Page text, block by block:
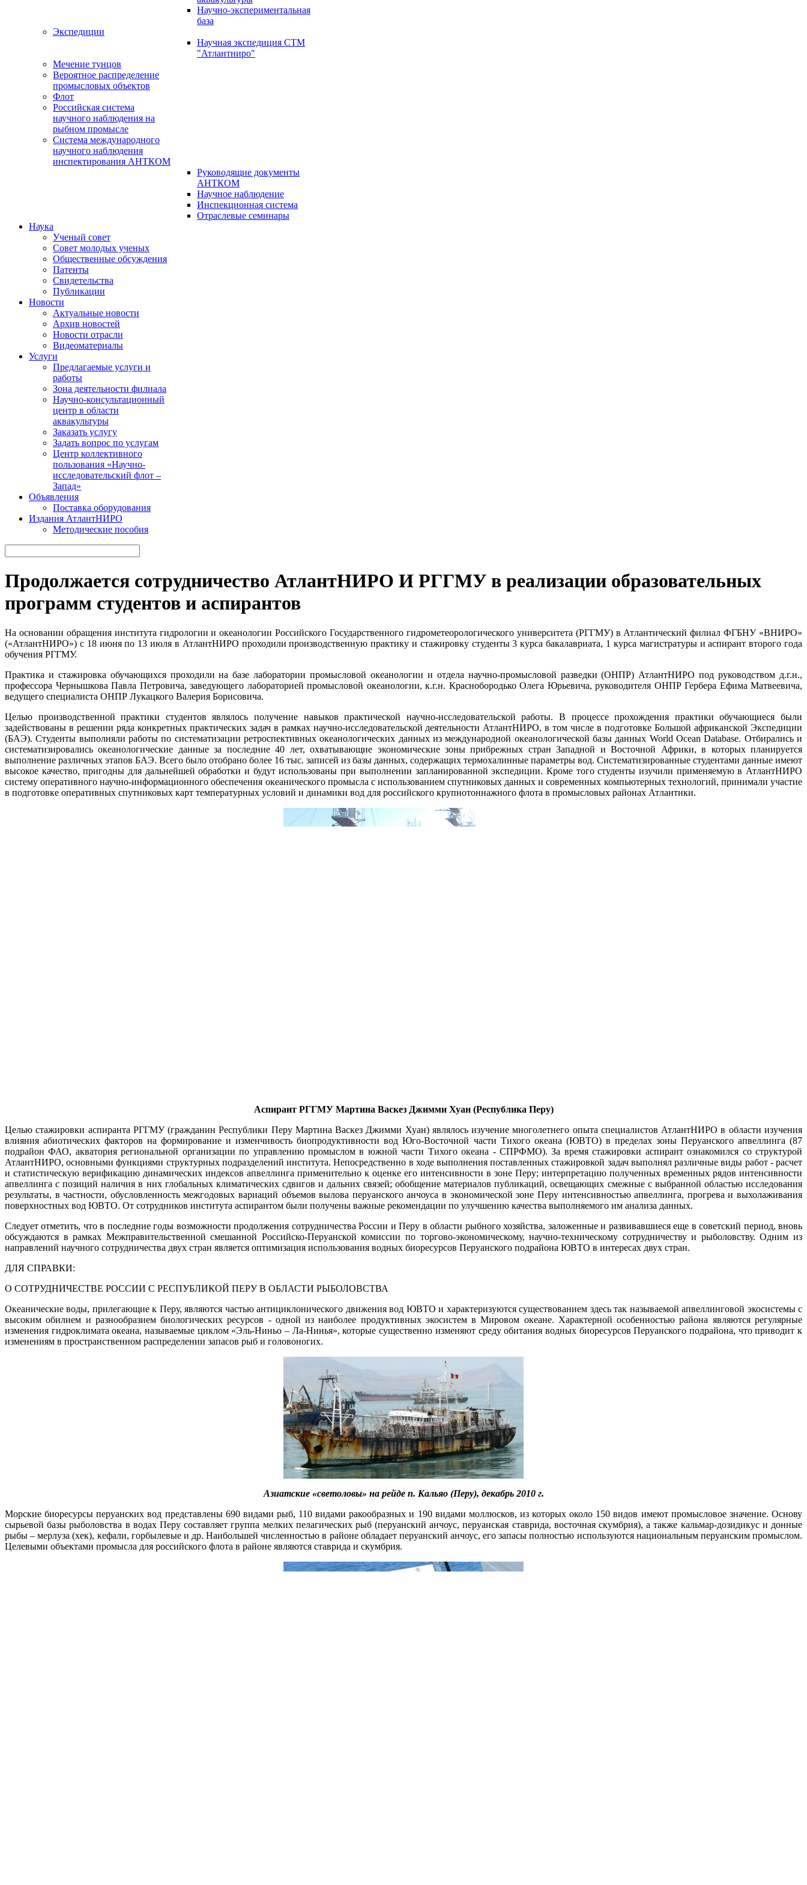
Научно-экспериментальная
база
Экспедиции
Научная экспедиция СТМ
"Атлантниро"
Мечение тунцов
Вероятное распределение
промысловых объектов
Флот
Российская система
научного наблюдения на
рыбном промысле
Система международного
научного наблюдения
инспектирования АНТКОМ
Руководящие документы
АНТКОМ
Научное наблюдение
Инспекционная система
Отраслевые семинары
Наука
Ученый совет
Совет молодых ученых
Общественные обсуждения
Патенты
Свидетельства
Публикации
Новости
Актуальные новости
Архив новостей
Новости отрасли
Видеоматериалы
Услуги
Предлагаемые услуги и
работы
Зона деятельности филиала
Научно-консультационный
центр в области
аквакультуры
Заказать услугу
Задать вопрос по услугам
Центр коллективного
пользования «Научно-
исследовательский флот –
Запад»
Объявления
Поставка оборудования
Издания АтлантНИРО
Методические пособия
Продолжается сотрудничество АтлантНИРО И РГГМУ в реализации образовательных
программ студентов и аспирантов
На основании обращения института гидрологии и океанологии Российского Государственного гидрометеорологического университета (РГГМУ) в Атлантический филиал ФГБНУ «ВНИРО»
(«АтлантНИРО») с 18 июня по 13 июля в АтлантНИРО проходили производственную практику и стажировку студенты 3 курса бакалавриата, 1 курса магистратуры и аспирант второго года
обучения РГГМУ.
Практика и стажировка обучающихся проходили на базе лаборатории промысловой океанологии и отдела научно-промысловой разведки (ОНПР) АтлантНИРО под руководством д.г.н.,
профессора Чернышкова Павла Петровича, заведующего лабораторией промысловой океанологии, к.г.н. Краснобородько Олега Юрьевича, руководителя ОНПР Гербера Ефима Матвеевича,
ведущего специалиста ОНПР Лукацкого Валерия Борисовича.
Целью производственной практики студентов являлось получение навыков практической научно-исследовательской работы. В процессе прохождения практики обучающиеся были
задействованы в решении ряда конкретных практических задач в рамках научно-исследовательской деятельности АтлантНИРО, в том числе в подготовке Большой африканской Экспедиции
(БАЭ). Студенты выполняли работы по систематизации ретроспективных океанологических данных из международной океанологической базы данных World Ocean Database. Отбирались и
систематизировались океанологические данные за последние 40 лет, охватывающие экономические зоны прибрежных стран Западной и Восточной Африки, в которых планируется
выполнение различных этапов БАЭ. Всего было отобрано более 16 тыс. записей из базы данных, содержащих термохалинные параметры вод. Систематизированные студентами данные имеют
высокое качество, пригодны для дальнейшей обработки и будут использованы при выполнении запланированной экспедиции. Кроме того студенты изучили применяемую в АтлантНИРО
систему оперативного научно-информационного обеспечения океанического промысла с использованием спутниковых данных и современных компьютерных технологий, принимали участие
в подготовке оперативных спутниковых карт температурных условий и динамики вод для российского крупнотоннажного флота в промысловых районах Атлантики.
Аспирант РГГМУ Мартина Васкез Джимми Хуан (Республика Перу)
Целью стажировки аспиранта РГГМУ (гражданин Республики Перу Мартина Васкез Джимми Хуан) являлось изучение многолетнего опыта специалистов АтлантНИРО в области изучения
влияния абиотических факторов на формирование и изменчивость биопродуктивности вод Юго-Восточной части Тихого океана (ЮВТО) в пределах зоны Перуанского апвеллинга (87
подрайон ФАО, акватория региональной организации по управлению промыслом в южной части Тихого океана - СПРФМО). За время стажировки аспирант ознакомился со структурой
АтлантНИРО, основными функциями структурных подразделений института. Непосредственно в ходе выполнения поставленных стажировкой задач выполнял различные виды работ - расчет
и статистическую верификацию динамических индексов апвеллинга применительно к оценке его интенсивности в зоне Перу; интерпретацию полученных временных рядов интенсивности
апвеллинга с позиций наличия в них глобальных климатических сдвигов и дальних связей; обобщение материалов публикаций, освещающих смежные с выбранной областью исследования
результаты, в частности, обусловленность межгодовых вариаций объемов вылова перуанского анчоуса в экономической зоне Перу интенсивностью апвеллинга, прогрева и выхолаживания
поверхностных вод ЮВТО. От сотрудников института аспирантом были получены важные рекомендации по улучшению качества выполняемого им анализа данных.
Следует отметить, что в последние годы возможности продолжения сотрудничества России и Перу в области рыбного хозяйства, заложенные и развивавшиеся еще в советский период, вновь
обсуждаются в рамках Межправительственной смешанной Российско-Перуанской комиссии по торгово-экономическому, научно-техническому сотрудничеству и рыболовству. Одним из
направлений научного сотрудничества двух стран является оптимизация использования водных биоресурсов Перуанского подрайона ЮВТО в интересах двух стран.
ДЛЯ СПРАВКИ:
О СОТРУДНИЧЕСТВЕ РОССИИ С РЕСПУБЛИКОЙ ПЕРУ В ОБЛАСТИ РЫБОЛОВСТВА
Океанические воды, прилегающие к Перу, являются частью антициклонического движения вод ЮВТО и характеризуются существованием здесь так называемой апвеллинговой экосистемы с
высоким обилием и разнообразием биологических ресурсов - одной из наиболее продуктивных экосистем в Мировом океане. Характерной особенностью района являются регулярные
изменения гидроклимата океана, называемые циклом «Эль-Ниньо – Ла-Нинья», которые существенно изменяют среду обитания водных биоресурсов Перуанского подрайона, что приводит к
изменениям в пространственном распределении запасов рыб и головоногих.
Азиатские «светоловы» на рейде п. Кальяо (Перу), декабрь 2010 г.
Морские биоресурсы перуанских вод представлены 690 видами рыб, 110 видами ракообразных и 190 видами моллюсков, из которых около 150 видов имеют промысловое значение. Основу
сырьевой базы рыболовства в водах Перу составляет группа мелких пелагических рыб (перуанский анчоус, перуанская ставрида, восточная скумбрия), а также кальмар-дозидикус и донные
рыбы – мерлуза (хек), кефали, горбылевые и др. Наибольшей численностью в районе обладает перуанский анчоус, его запасы полностью используются национальным перуанским промыслом.
Целевыми объектами промысла для российского флота в районе являются ставрида и скумбрия.